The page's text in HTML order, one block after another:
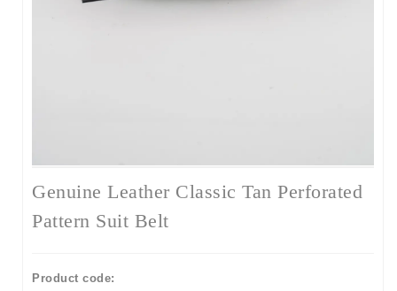
Genuine Leather Classic Tan Perforated
Pattern Suit Belt
Product code: